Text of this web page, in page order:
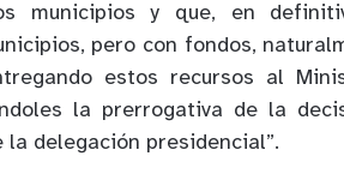
municipios y que, en
pero con fondos,
estos recursos al
la prerrogativa de la
delegación presidencial”.